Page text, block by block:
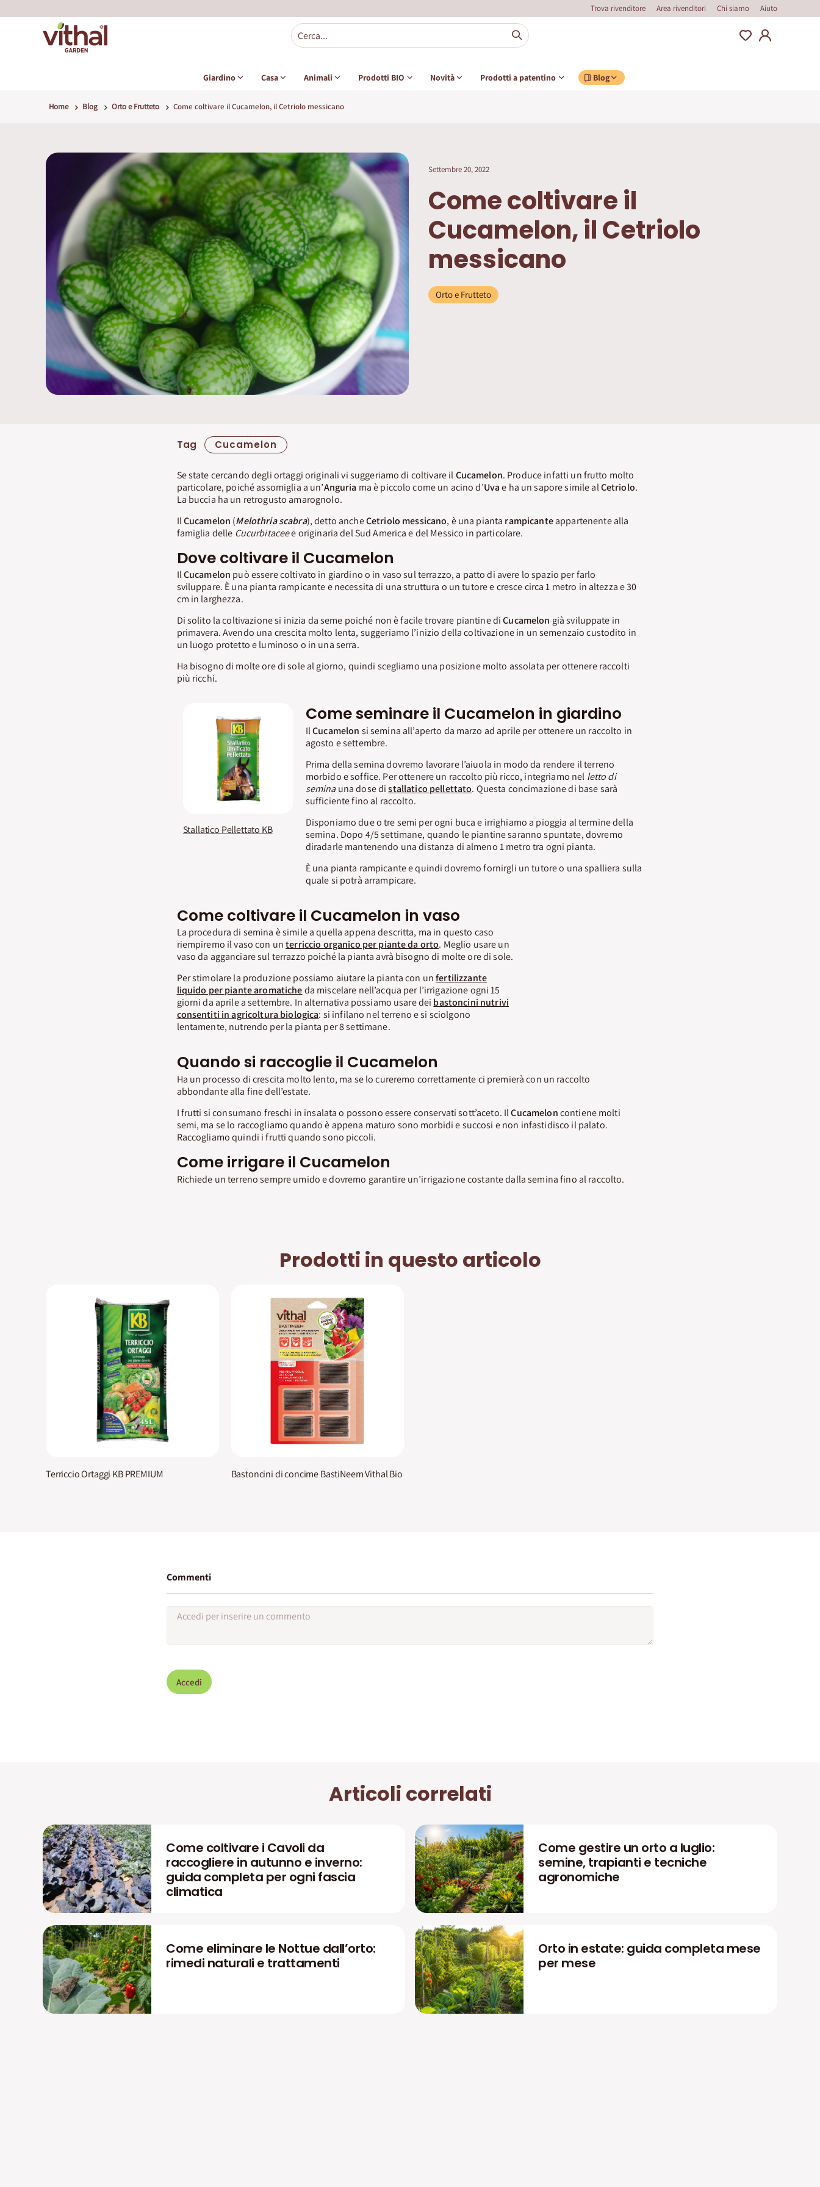
Trova rivenditore Area rivenditori Chi siamo Aiuto
Giardino Casa Animali Prodotti BIO Novità Prodotti a patentino Blog
Home Blog Orto e Frutteto Come coltivare il Cucamelon, il Cetriolo messicano
Settembre 20, 2022
Come coltivare il
Cucamelon, il Cetriolo
messicano
Orto e Frutteto
Tag Cucamelon
Se state cercando degli ortaggi originali vi suggeriamo di coltivare ilCucamelon. Produce infatti un frutto molto
particolare, poiché assomiglia a un’Anguria ma è piccolo come un acino d’Uvae ha un sapore simile alCetriolo.
La buccia ha un retrogusto amarognolo.
IlCucamelon (Melothria scabra), detto ancheCetriolo messicano, è una pianta rampicanteappartenente alla
famiglia delle Cucurbitaceee originaria del Sud America e del Messico in particolare.
Dove coltivare il Cucamelon
IlCucamelon può essere coltivato in giardino o in vaso sul terrazzo, a patto di avere lo spazio per farlo
sviluppare. È una pianta rampicante e necessita di una struttura o un tutore e cresce circa 1 metro in altezza e 30
cm in larghezza.
Di solito la coltivazione si inizia da seme poiché non è facile trovare piantine diCucamelon già sviluppate in
primavera. Avendo una crescita molto lenta, suggeriamo l’inizio della coltivazione in un semenzaio custodito in
un luogo protetto e luminoso o in una serra.
Ha bisogno di molte ore di sole al giorno, quindi scegliamo una posizione molto assolata per ottenere raccolti
più ricchi.
Stallatico Pellettato KB
Come seminare il Cucamelon in giardino
IlCucamelon si semina all’aperto da marzo ad aprile per ottenere un raccolto in
agosto e settembre.
Prima della semina dovremo lavorare l’aiuola in modo da rendere il terreno
morbido e soffice. Per ottenere un raccolto più ricco, integriamo nel letto di
seminauna dose distallatico pellettato. Questa concimazione di base sarà
sufficiente fino al raccolto.
Disponiamo due o tre semi per ogni buca e irrighiamo a pioggia al termine della
semina. Dopo 4/5 settimane, quando le piantine saranno spuntate, dovremo
diradarle mantenendo una distanza di almeno 1 metro tra ogni pianta.
È una pianta rampicante e quindi dovremo fornirgli un tutore o una spalliera sulla
quale si potrà arrampicare.
Come coltivare il Cucamelon in vaso
La procedura di semina è simile a quella appena descritta, ma in questo caso
riempiremo il vaso con unterriccio organico per piante da orto. Meglio usare un
vaso da agganciare sul terrazzo poiché la pianta avrà bisogno di molte ore di sole.
Per stimolare la produzione possiamo aiutare la pianta con unfertilizzante
liquido per piante aromaticheda miscelare nell’acqua per l’irrigazione ogni 15
giorni da aprile a settembre. In alternativa possiamo usare dei bastoncini nutrivi
consentiti in agricoltura biologica: si infilano nel terreno e si sciolgono
lentamente, nutrendo per la pianta per 8 settimane.
Quando si raccoglie il Cucamelon
Ha un processo di crescita molto lento, ma se lo cureremo correttamente ci premierà con un raccolto
abbondante alla fine dell’estate.
I frutti si consumano freschi in insalata o possono essere conservati sott’aceto. IlCucameloncontiene molti
semi, ma se lo raccogliamo quando è appena maturo sono morbidi e succosi e non infastidisco il palato.
Raccogliamo quindi i frutti quando sono piccoli.
Come irrigare il Cucamelon
Richiede un terreno sempre umido e dovremo garantire un’irrigazione costante dalla semina fino al raccolto.
Prodotti in questo articolo
Terriccio Ortaggi KB PREMIUM Bastoncini di concime BastiNeem Vithal Bio
Commenti
Accedi
Articoli correlati
Come coltivare i Cavoli da
raccogliere in autunno e inverno:
guida completa per ogni fascia
climatica
Come gestire un orto a luglio:
semine, trapianti e tecniche
agronomiche
Come eliminare le Nottue dall’orto:
rimedi naturali e trattamenti
Orto in estate: guida completa mese
per mese